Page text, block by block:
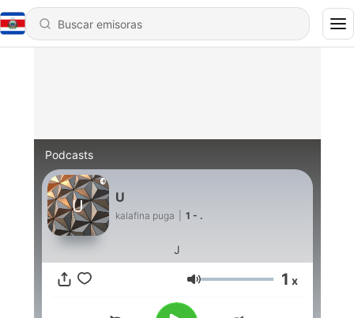
Podcasts
U
kalafina puga 1 - .
J
Volumen 1 x